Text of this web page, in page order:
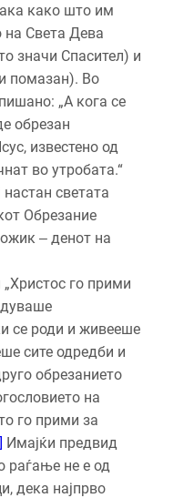
како што им
на Света Дева
значи Спасител) и
помазан). Во
„А кога се
обрезан
известено од
во утробата.“
светата
Обрезание
‒ денот на
го прими
се роди и живееше
сите одредби и
обрезанието
на
го прими за
Имајќи предвид
раѓање не е од
дека најпрво